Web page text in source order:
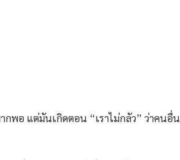
กพอ แต่มันเกิดตอน “เราไม่กลัว” ว่าคนอื่น